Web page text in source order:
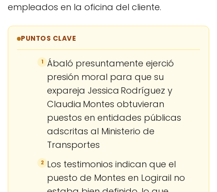
empleados en la oficina del cliente.
PUNTOS CLAVE
1 Ábaló presuntamente ejerció
presión moral para que su
expareja Jessica Rodríguez y
Claudia Montes obtuvieran
puestos en entidades públicas
adscritas al Ministerio de
Transportes
2 Los testimonios indican que el
puesto de Montes en Logirail no